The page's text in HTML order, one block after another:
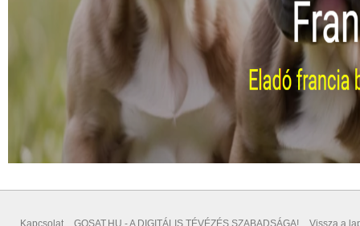
Kapcsolat GOSAT.HU - A DIGITÁLIS TÉVÉZÉS SZABADSÁGA! Vissza a